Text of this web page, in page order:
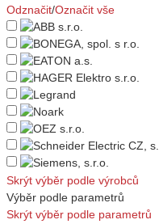
Odznačit/Označit vše
Skrýt výběr podle výrobců
Výběr podle parametrů
Skrýt výběr podle parametrů